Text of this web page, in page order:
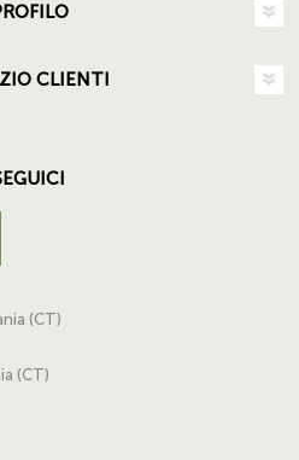
CLIENTI
(CT)
(CT)